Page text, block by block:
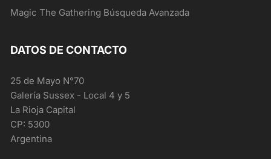
Magic The Gathering Búsqueda Avanzada
DATOS DE CONTACTO
25 de Mayo N°70
Galería Sussex - Local 4 y 5
La Rioja Capital
CP: 5300
Argentina